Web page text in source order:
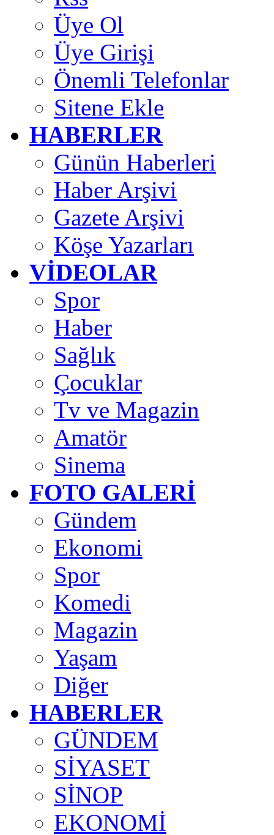
Üye Ol
Üye Girişi
Önemli Telefonlar
Sitene Ekle
HABERLER
Günün Haberleri
Haber Arşivi
Gazete Arşivi
Köşe Yazarları
VİDEOLAR
Spor
Haber
Sağlık
Çocuklar
Tv ve Magazin
Amatör
Sinema
FOTO GALERİ
Gündem
Ekonomi
Spor
Komedi
Magazin
Yaşam
Diğer
HABERLER
GÜNDEM
SİYASET
SİNOP
EKONOMİ